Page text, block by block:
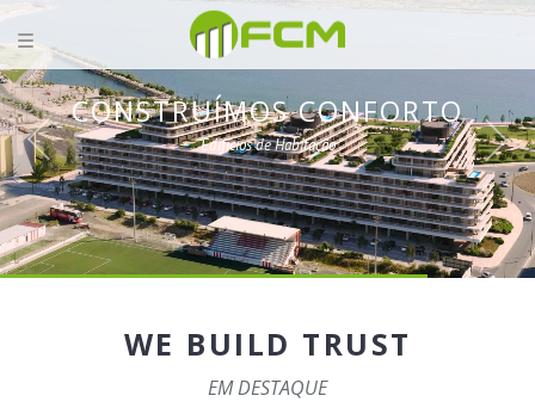
CONSTRUÍMOS CONFORTO
Edifícios de Habitação
WE BUILD TRUST
EM DESTAQUE